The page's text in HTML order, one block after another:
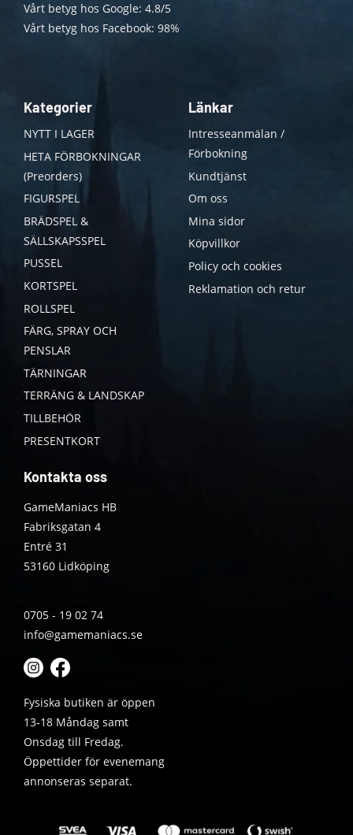
Vårt betyg hos Google: 4.8/5
Vårt betyg hos Facebook: 98%
Kategorier
NYTT I LAGER
HETA FÖRBOKNINGAR
(Preorders)
FIGURSPEL
BRÄDSPEL &
SÄLLSKAPSSPEL
PUSSEL
KORTSPEL
ROLLSPEL
FÄRG, SPRAY OCH
PENSLAR
TÄRNINGAR
TERRÄNG & LANDSKAP
TILLBEHÖR
PRESENTKORT
Länkar
Intresseanmälan /
Förbokning
Kundtjänst
Om oss
Mina sidor
Köpvillkor
Policy och cookies
Reklamation och retur
Kontakta oss
GameManiacs HB
Fabriksgatan 4
Entré 31
53160 Lidköping
0705 - 19 02 74
info@gamemaniacs.se
Fysiska butiken är öppen
13-18 Måndag samt
Onsdag till Fredag.
Öppettider för evenemang
annonseras separat.